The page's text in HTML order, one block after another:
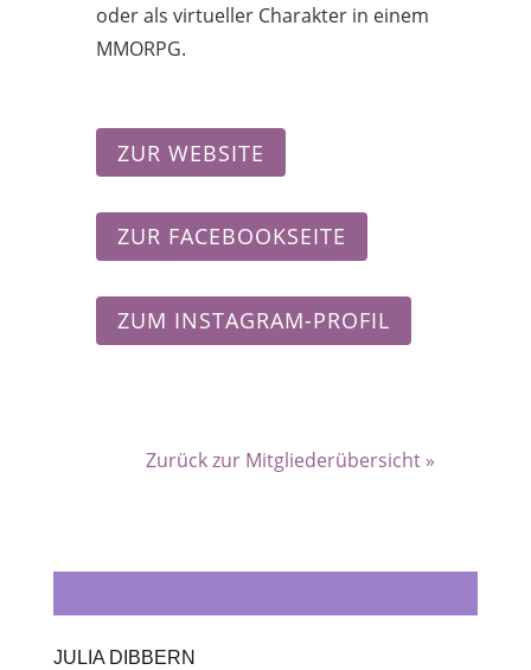
oder als virtueller Charakter in einem
MMORPG.
ZUR WEBSITE
ZUR FACEBOOKSEITE
ZUM INSTAGRAM-PROFIL
Zurück zur Mitgliederübersicht »
JULIA DIBBERN